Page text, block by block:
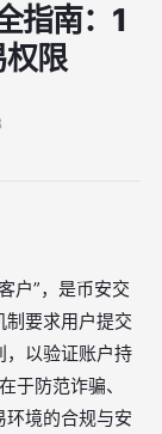
指南：1
限
户”，是币安交
要求用户提交
，以验证账户持
于防范诈骗、
境的合规与安